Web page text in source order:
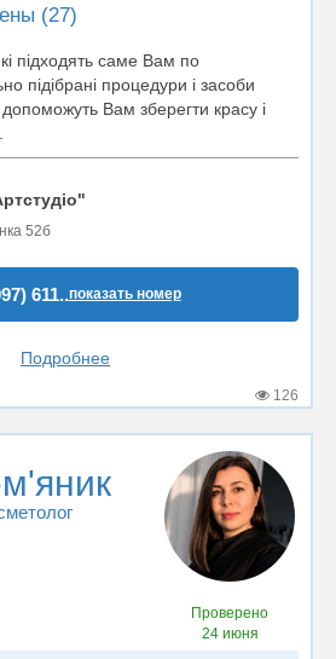
(27)
підходять саме Вам по
підібрані процедури і засоби
Вам зберегти красу і
52б
611..показать номер
Подробнее
126
Проверено
24 июня